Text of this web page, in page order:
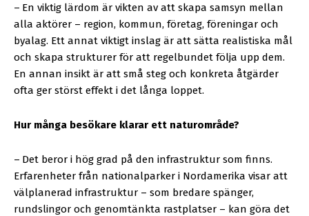
– En viktig lärdom är vikten av att skapa samsyn mellan
alla aktörer – region, kommun, företag, föreningar och
byalag. Ett annat viktigt inslag är att sätta realistiska mål
och skapa strukturer för att regelbundet följa upp dem.
En annan insikt är att små steg och konkreta åtgärder
ofta ger störst effekt i det långa loppet.
Hur många besökare klarar ett naturområde?
– Det beror i hög grad på den infrastruktur som finns.
Erfarenheter från nationalparker i Nordamerika visar att
välplanerad infrastruktur – som bredare spänger,
rundslingor och genomtänkta rastplatser – kan göra det